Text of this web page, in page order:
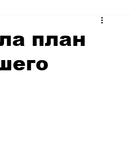
Стильный четверг
план